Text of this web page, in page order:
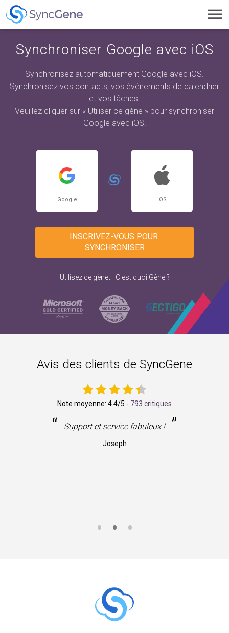
Synchroniser Google avec iOS
Synchronisez automatiquement Google avec iOS.
Synchronisez vos contacts, vos événements de calendrier
et vos tâches.
Veuillez cliquer sur « Utiliser ce gène » pour synchroniser
Google avec iOS.
Google iOS
INSCRIVEZ-VOUS POUR
SYNCHRONISER
Utilisez ce gène. C'est quoi Gène ?
Avis des clients de SyncGene
Note moyenne: 4.4/5 - 793 critiques
“ Support et service fabuleux ! ”
Joseph